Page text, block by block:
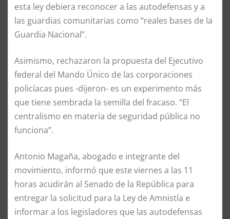
esta ley debiera reconocer a las autodefensas y a
las guardias comunitarias como “reales bases de la
Guardia Nacional”.
Asimismo, rechazaron la propuesta del Ejecutivo
federal del Mando Único de las corporaciones
policíacas pues -dijeron- es un experimento más
que tiene sembrada la semilla del fracaso. “El
centralismo en materia de seguridad pública no
funciona”.
Antonio Magaña, abogado e integrante del
movimiento, informó que este viernes a las 11
horas acudirán al Senado de la República para
entregar la solicitud para la Ley de Amnistía e
informar a los legisladores que las autodefensas